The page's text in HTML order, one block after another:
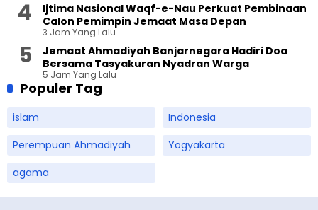
Ijtima Nasional Waqf-e-Nau Perkuat Pembinaan
Calon Pemimpin Jemaat Masa Depan
3 Jam Yang Lalu
Jemaat Ahmadiyah Banjarnegara Hadiri Doa
Bersama Tasyakuran Nyadran Warga
5 Jam Yang Lalu
Populer Tag
islam
Indonesia
Perempuan Ahmadiyah
Yogyakarta
agama